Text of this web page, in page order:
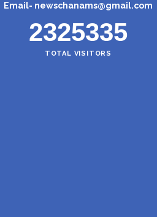
Email- newschanams@gmail.com
2325335
TOTAL VISITORS